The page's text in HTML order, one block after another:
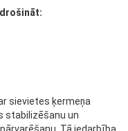
sievietes ķermeņa
stabilizēšanu un
Tā iedarbība